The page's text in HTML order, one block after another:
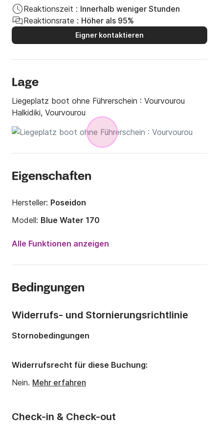
Reaktionszeit : Innerhalb weniger Stunden
Reaktionsrate : Höher als 95%
Eigner kontaktieren
Lage
Liegeplatz boot ohne Führerschein : Vourvourou
Halkidiki, Vourvourou
Eigenschaften
Hersteller: Poseidon
Modell: Blue Water 170
Motorleistung:
Anzahl Plätze an Bord:
Alle Funktionen anzeigen
Bedingungen
Check-in & Check-out
Widerrufs- und Stornierungsrichtlinie
Stornobedingungen
Widerrufsrecht für diese Buchung:
Nein. Mehr erfahren